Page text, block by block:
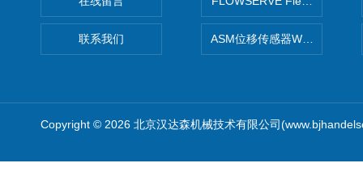
联系我们 ASM位移传感器WS10-750
Copyright © 2026 北京汉达森机械技术有限公司